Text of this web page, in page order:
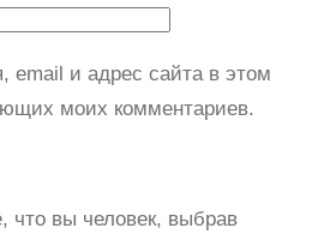
email и адрес сайта в этом
моих комментариев.
что вы человек, выбрав